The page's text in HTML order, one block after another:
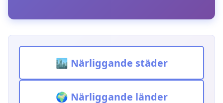
🏙️ Närliggande städer
🌍 Närliggande länder